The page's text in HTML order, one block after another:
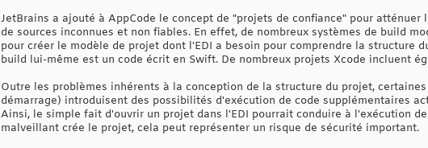
JetBrains a ajouté à AppCode le concept de "projets de confiance" pour
de sources inconnues et non fiables. En effet, de nombreux systèmes de build
pour créer le modèle de projet dont l'EDI a besoin pour comprendre la structure
build lui-même est un code écrit en Swift. De nombreux projets Xcode incluent
Outre les problèmes inhérents à la conception de la structure du projet,
démarrage) introduisent des possibilités d'exécution de code supplémentaires
Ainsi, le simple fait d'ouvrir un projet dans l'EDI pourrait conduire à l'exécution
malveillant crée le projet, cela peut représenter un risque de sécurité important.